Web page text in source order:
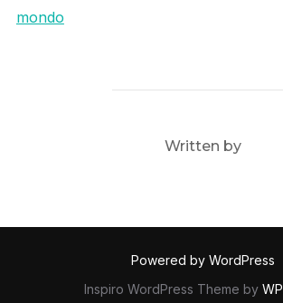
mondo
POST AUTHOR
Written by
Powered by WordPress
Inspiro WordPress Theme by